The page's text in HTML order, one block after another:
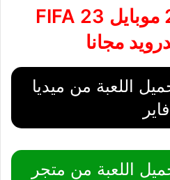
FIFA 23
مجانا
اللعبة من ميديا
فاير
اللعبة من متجر